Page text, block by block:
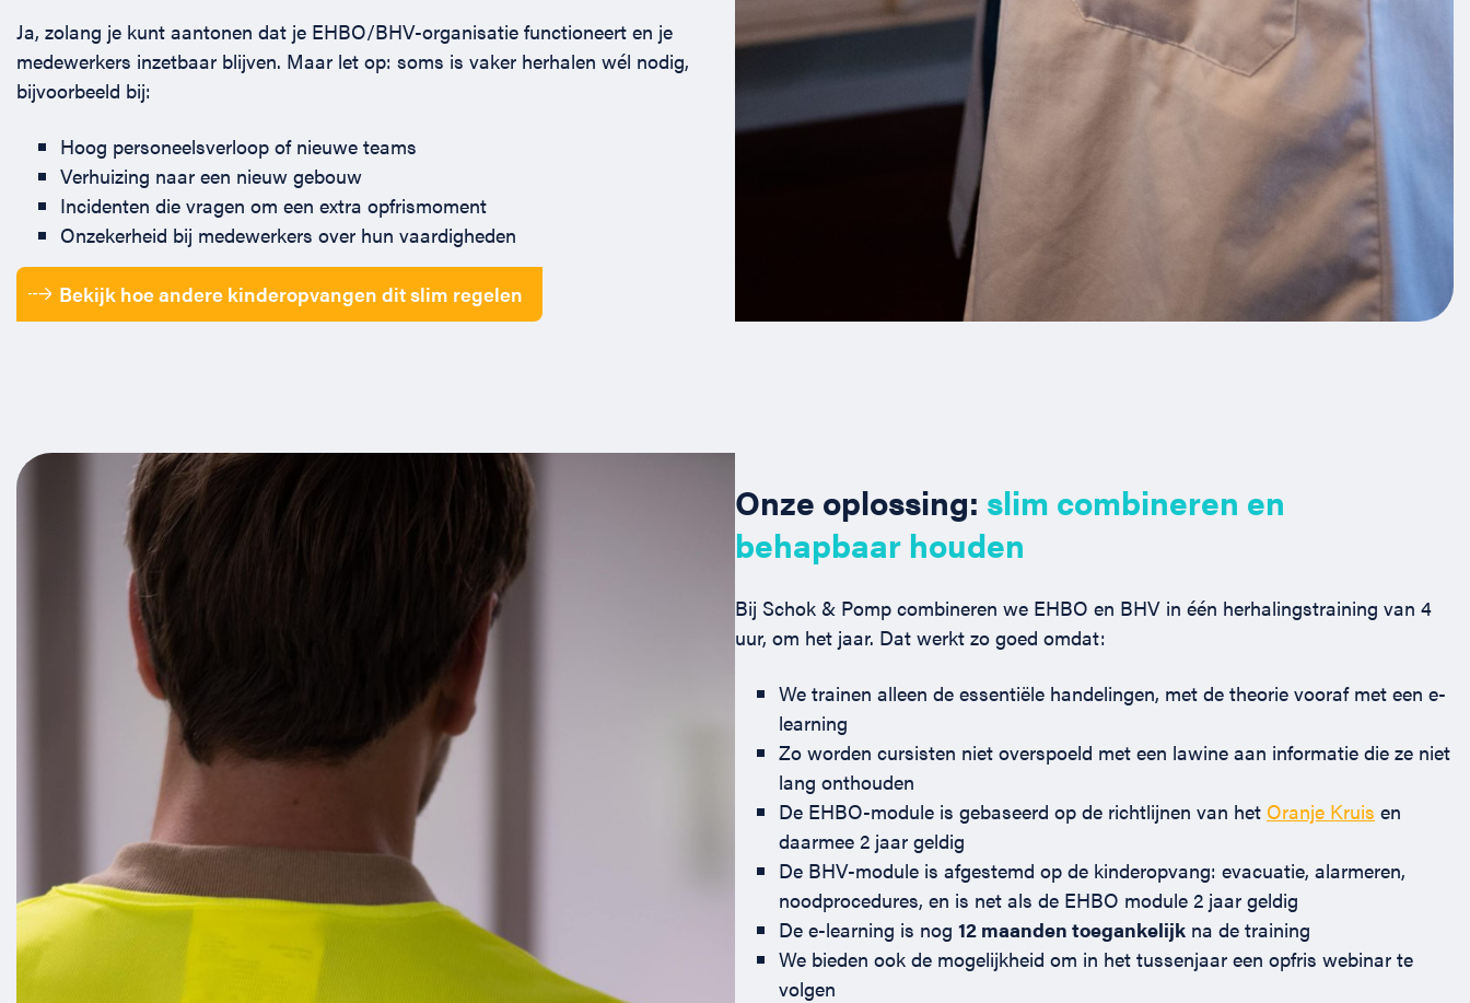
Ja, zolang je kunt aantonen dat je EHBO/BHV-organisatie functioneert en je
medewerkers inzetbaar blijven. Maar let op: soms is vaker herhalen wél nodig,
bijvoorbeeld bij:
Hoog personeelsverloop of nieuwe teams
Verhuizing naar een nieuw gebouw
Incidenten die vragen om een extra opfrismoment
Onzekerheid bij medewerkers over hun vaardigheden
Bekijk hoe andere kinderopvangen dit slim regelen
Onze oplossing: slim combineren en
behapbaar houden
Bij Schok & Pomp combineren we EHBO en BHV in één herhalingstraining van 4
uur, om het jaar. Dat werkt zo goed omdat:
We trainen alleen de essentiële handelingen, met de theorie vooraf met een e-
learning
Zo worden cursisten niet overspoeld met een lawine aan informatie die ze niet
lang onthouden
De EHBO-module is gebaseerd op de richtlijnen van het Oranje Kruis en
daarmee 2 jaar geldig
De BHV-module is afgestemd op de kinderopvang: evacuatie, alarmeren,
noodprocedures, en is net als de EHBO module 2 jaar geldig
De e-learning is nog 12 maanden toegankelijk na de training
We bieden ook de mogelijkheid om in het tussenjaar een opfris webinar te
volgen